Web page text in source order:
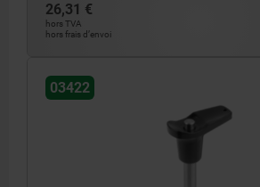
26,31 €
hors TVA
hors frais d’envoi
03422